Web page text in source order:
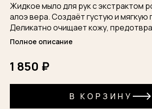
Жидкое мыло для рук с экстрактом
алоэ вера. Создаёт густую и мягкую
Деликатно очищает кожу,
стянутость. Оставляет на руках
ванили, белых цветов, пачулей и
Полное описание
1 850 ₽
В КОРЗИНУ